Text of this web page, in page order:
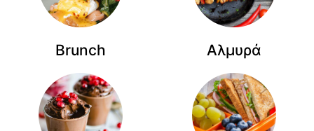
Brunch Αλμυρά